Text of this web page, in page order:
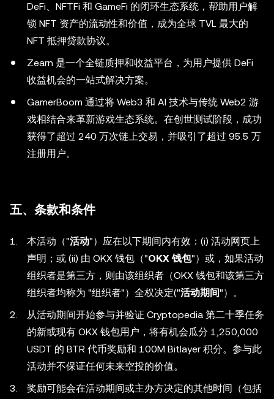
DeFi、NFTFi 和 GameFi 的闭环生态系统，帮助用户解
锁 NFT 资产的流动性和价值，成为全球 TVL 最大的
NFT 抵押贷款协议。
Zearn 是一个全链质押和收益平台，为用户提供 DeFi
收益机会的一站式解决方案。
GamerBoom 通过将 Web3 和 AI 技术与传统 Web2 游
戏相结合来革新游戏生态系统。在创世测试阶段，成功
获得了超过 240 万次链上交易，并吸引了超过 95.5 万
注册用户。
五、条款和条件
本活动（"活动"）应在以下期间内有效：(i) 活动网页上
声明；或 (ii) 由 OKX 钱包（"OKX 钱包"）或，如果活动
组织者是第三方，则由该组织者（OKX 钱包和该第三方
组织者均称为 "组织者"）全权决定("活动期间"）。
从活动期间开始参与并验证 Cryptopedia 第二十季任务
的新或现有 OKX 钱包用户，将有机会瓜分 1,250,000
USDT 的 BTR 代币奖励和 100M Bitlayer 积分。参与此
活动并不保证任何未来空投的价值。
奖励可能会在活动期间或主办方决定的其他时间（包括